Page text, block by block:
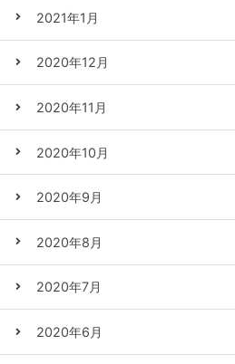
2021年1月
2020年12月
2020年11月
2020年10月
2020年9月
2020年8月
2020年7月
2020年6月